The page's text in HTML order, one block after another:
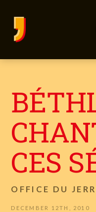
CES
OFFICE DU
DECEMBER 12TH, 2010